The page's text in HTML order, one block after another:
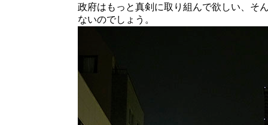
政府はもっと真剣に取り組んで欲しい、そ
ないのでしょう。